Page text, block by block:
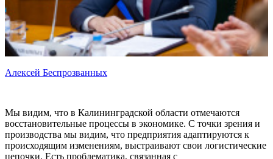
Алексей Беспрозванных
Мы видим, что в Калининградской области отмечаются
восстановительные процессы в экономике. С точки зрения и
производства мы видим, что предприятия адаптируются к
происходящим изменениям, выстраивают свои логистические
цепочки. Есть проблематика, связанная с